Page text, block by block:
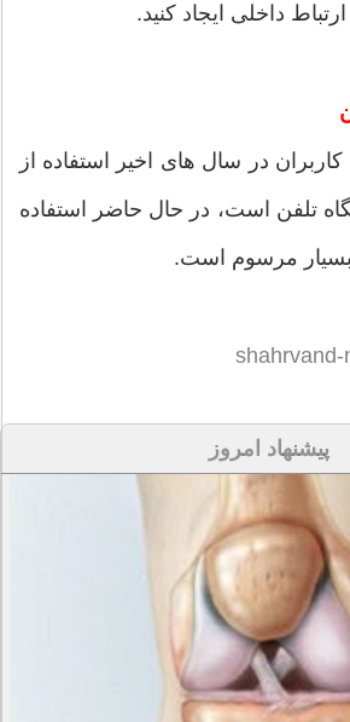
داخلی ایجاد کنید.
در سال های اخیر استفاده از
تلفن است، در حال حاضر استفاده
پیشنهاد امروز